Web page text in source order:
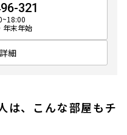
321
年末年始
細
は、こんな部屋もチ